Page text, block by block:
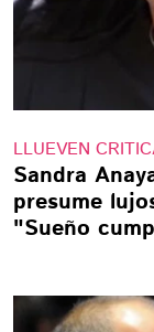
LLUEVEN
Sandra
presume
"Sueño